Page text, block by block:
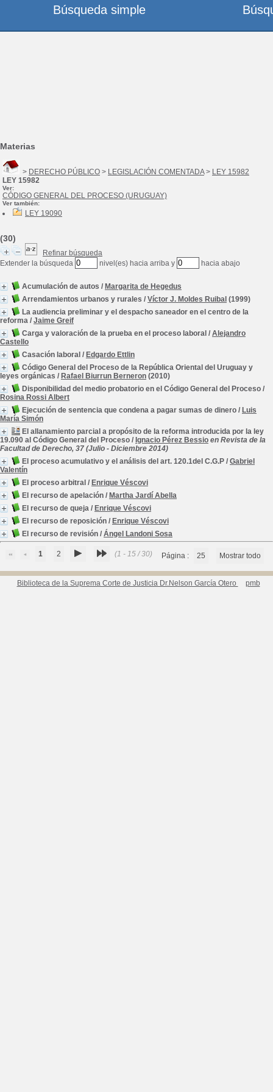
Materias
> DERECHO PÚBLICO > LEGISLACIÓN COMENTADA> LEY 15982
LEY 15982
Ver:
CÓDIGO GENERAL DEL PROCESO (URUGUAY)
Ver también:
LEY 19090
(30)
Refinar búsqueda
Extender la búsqueda
nivel(es) hacia arriba y hacia abajo
Acumulación de autos / Margarita de Hegedus
Arrendamientos urbanos y rurales / Víctor J. Moldes Ruibal (1999)
La audiencia preliminar y el despacho saneador en el centro de la
reforma / Jaime Greif
Carga y valoración de la prueba en el proceso laboral / Alejandro
Castello
Casación laboral / Edgardo Ettlin
Código General del Proceso de la República Oriental del Uruguay y
leyes orgánicas / Rafael Biurrun Berneron (2010)
Disponibilidad del medio probatorio en el Código General del Proceso /
Rosina Rossi Albert
Ejecución de sentencia que condena a pagar sumas de dinero / Luis
María Simón
El allanamiento parcial a propósito de la reforma introducida por la ley
19.090 al Código General del Proceso / Ignacio Pérez Bessio en Revista de la
Facultad de Derecho, 37 (Julio - Diciembre 2014)
El proceso acumulativo y el análisis del art. 120.1del C.G.P / Gabriel
Valentín
El proceso arbitral / Enrique Véscovi
El recurso de apelación / Martha Jardí Abella
El recurso de queja / Enrique Véscovi
El recurso de reposición / Enrique Véscovi
El recurso de revisión / Ángel Landoni Sosa
1 2 (1 - 15 / 30) Página : 25 Mostrar todo
Biblioteca de la Suprema Corte de Justicia Dr.Nelson García Otero pmb
Búsqueda simple